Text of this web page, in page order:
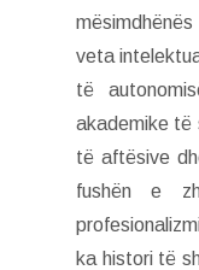
veta
të
akademike të
të aftësive
fushën e
ka histori të